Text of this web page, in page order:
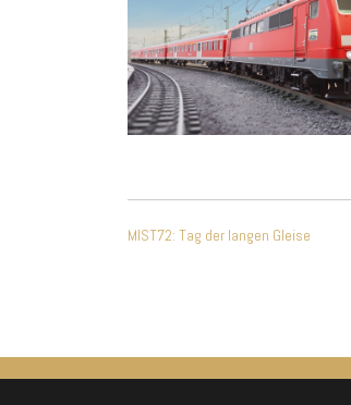
MIST72: Tag der langen Gleise